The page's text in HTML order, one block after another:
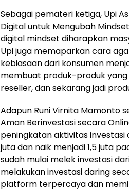
Sebagai pemateri ketiga, Upi
Digital untuk Mengubah
digital mindset diharapkan
Upi juga memaparkan cara
kebiasaan dari konsumen
membuat produk-produk yang
reseller, dan sekarang jadi
Adapun Runi Virnita Mamonto
Aman Berinvestasi secara
peningkatan aktivitas investasi
juta dan naik menjadi 1,5 juta
sudah mulai melek investasi
melakukan investasi daring
platform terpercaya dan